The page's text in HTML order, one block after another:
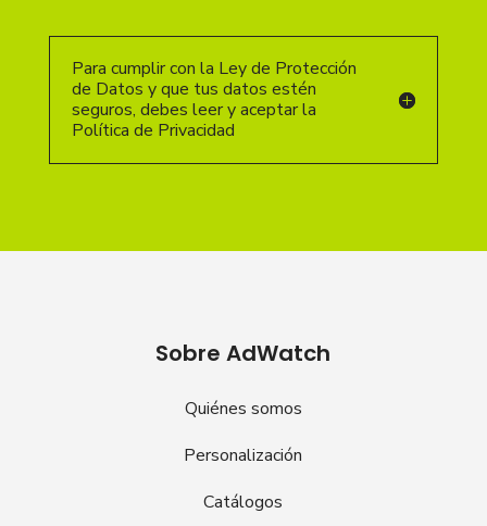
Para cumplir con la Ley de Protección
de Datos y que tus datos estén
seguros, debes leer y aceptar la
Política de Privacidad
Sobre AdWatch
Quiénes somos
Personalización
Catálogos